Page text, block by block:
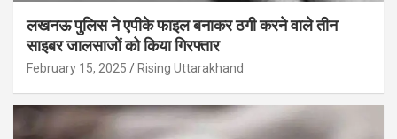
लखनऊ पुलिस ने एपीके फाइल बनाकर ठगी करने वाले तीन
साइबर जालसाजों को किया गिरफ्तार
February 15, 2025 Rising Uttarakhand